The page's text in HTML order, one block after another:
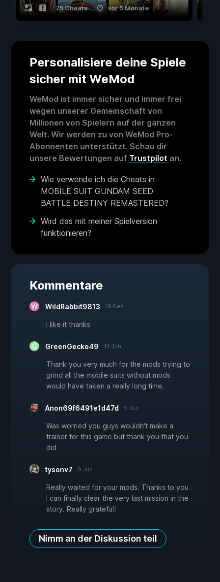
25 Cheats vor 5 Monate
Personalisiere deine Spiele
sicher mit WeMod
WeMod ist immer sicher und immer frei
wegen unserer Gemeinschaft von
Millionen von Spielern auf der ganzen
Welt. Wir werden zu von WeMod Pro-
Abonnenten unterstützt. Schau dir
unsere Bewertungen auf Trustpilot an.
Wie verwende ich die Cheats in
MOBILE SUIT GUNDAM SEED
BATTLE DESTINY REMASTERED?
Wird das mit meiner Spielversion
funktionieren?
Kommentare
WildRabbit9813 19 Dez
i like it thanks
GreenGecko49 14 Jun
Thank you very much for the mods trying to
grind all the mobile suits without mods
would have taken a really long time.
Anon69f6491e1d47d 9 Jun
Was worried you guys wouldn't make a
trainer for this game but thank you that you
did
tysonv7 8 Jun
Really waited for your mods. Thanks to you
I can finally clear the very last mission in the
story. Really grateful!
Nimm an der Diskussion teil